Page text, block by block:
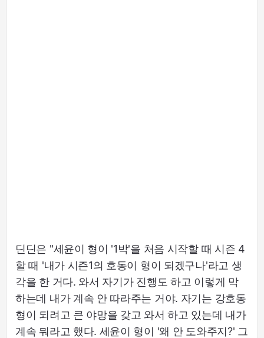
딘딘은 "세윤이 형이 '1박'을 처음 시작할 때 시즌 4
할 때 '내가 시즌1의 호동이 형이 되겠구나'라고 생
각을 한 거다. 와서 자기가 진행도 하고 이렇게 막
하는데 내가 계속 안 따라주는 거야. 자기는 강호동
형이 되려고 큰 야망을 갖고 와서 하고 있는데 내가
계속 뭐라고 했다. 세윤이 형이 '왜 안 도와주지?' 그